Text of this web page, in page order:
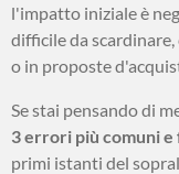
l'impatto iniziale è
difficile da
o in proposte
Se stai pensando di
3 errori più comuni e
primi istanti del